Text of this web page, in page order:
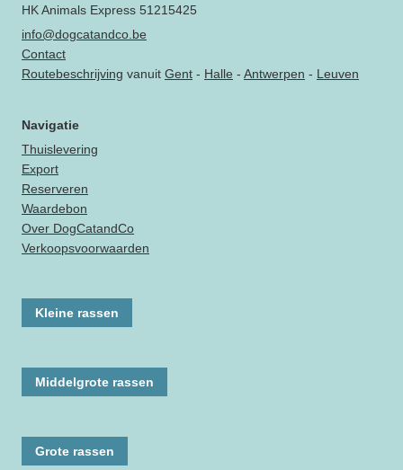
HK Animals Express 51215425
info@dogcatandco.be
Contact
Routebeschrijving vanuit Gent - Halle - Antwerpen - Leuven
Navigatie
Thuislevering
Export
Reserveren
Waardebon
Over DogCatandCo
Verkoopsvoorwaarden
Kleine rassen
Middelgrote rassen
Grote rassen